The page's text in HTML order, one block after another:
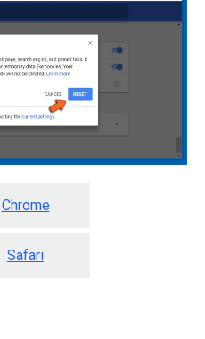
Chrome
Safari